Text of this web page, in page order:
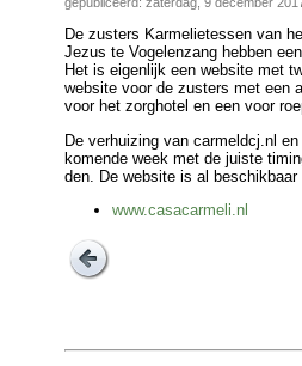
De zusters Karme­lie­tes­sen van
Jezus te Vo­ge­len­zang hebben
Het is eigen­lijk een web­si­te met
web­si­te voor de zusters met een
voor het zorgho­tel en een voor
De verhui­zing van carmeldcj.nl
ko­men­de week met de juiste
den. De web­si­te is al be­schik­baar
www.casacarmeli.nl